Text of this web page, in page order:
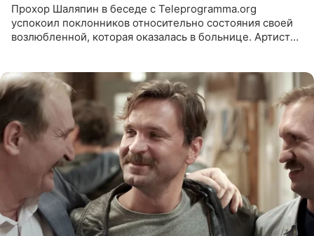
Прохор Шаляпин в беседе с Teleprogramma.org
успокоил поклонников относительно состояния своей
возлюбленной, которая оказалась в больнице. Артист